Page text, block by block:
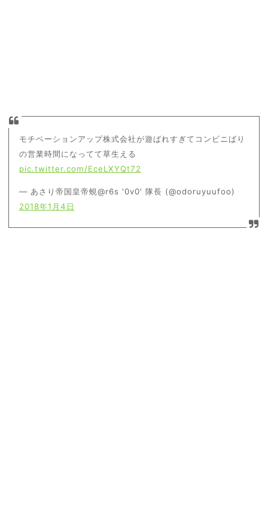
モチベーションアップ株式会社が遊ばれすぎてコンビニばり
の営業時間になってて草生える
pic.twitter.com/EceLXYQt72
— あさり帝国皇帝蜆@r6s '0v0' 隊長 (@odoruyuufoo)
2018年1月4日